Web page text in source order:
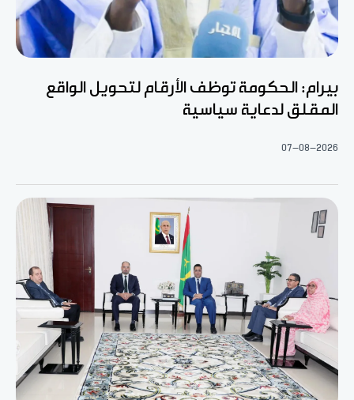
بيرام: الحكومة توظف الأرقام لتحويل الواقع
المقلق لدعاية سياسية
07-08-2026